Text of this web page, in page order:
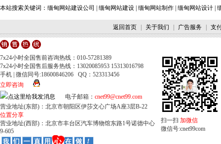
本站搜索关键词： 缅甸网站建设公司 缅甸网站建设 缅甸网站制作 缅甸网站设计
返回首页 关于我们 广告服务 支
7x24小时全国售前咨询热线：010-57281389
7x24小时全国售后服务热线：13020085953 15313016798
手机 | 微信同号:18600846206 QQ：523313456
立即咨询
电子邮箱： cnet99@cnet99.com
营业地址(东部)：北京市朝阳区伊莎文心广场A座3层B-22
位置分享
营业地址(西部)：北京市丰台区汽车博物馆东路1号诺德中心
9-605
扫一扫 加微信
微信号:cnet99com